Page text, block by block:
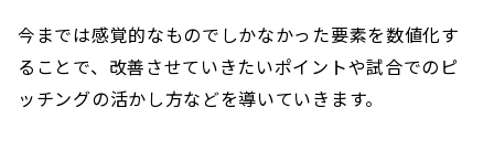
今までは感覚的なものでしかなかった要素を数値化す
ることで、改善させていきたいポイントや試合でのピ
ッチングの活かし方などを導いていきます。